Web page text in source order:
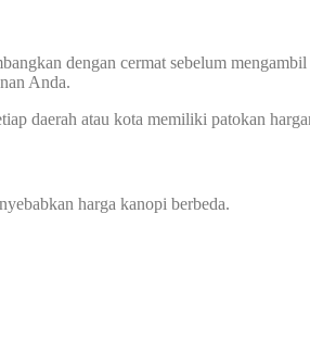
dengan cermat sebelum
Anda.
daerah atau kota memiliki patokan
harga kanopi berbeda.